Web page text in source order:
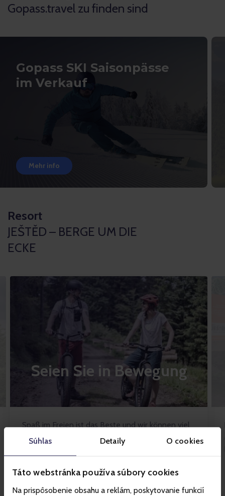
Súhlas Detaily O cookies
Táto webstránka používa súbory cookies
Na prispôsobenie obsahu a reklám, poskytovanie funkcií
Gopass.travel zu finden sind
Gopass SKI Saisonpässe
im Verkauf
Mehr info
Resort
JEŠTĚD – BERGE UM DIE
ECKE
Seien Sie in Bewegung
Spaß im Freien ist das Beste und wir können viel
bieten. Bikepark, E-Scooter oder Fahrräder.